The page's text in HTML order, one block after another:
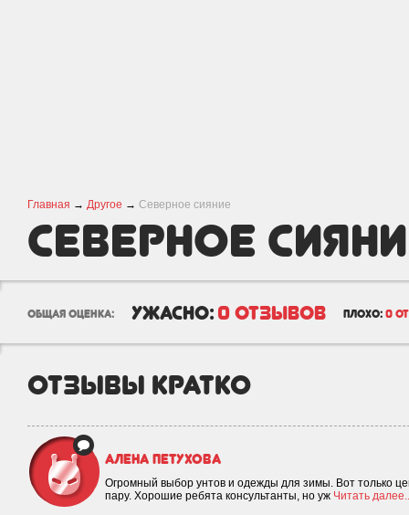
Главная → Другое → Северное сияние
Северное
общая оценка: ужасно: 0 отзывов плохо: 0
отзывы кратко
Алена Петухова
Огромный выбор унтов и одежды для зимы. Вот только
пару. Хорошие ребята консультанты, но уж Читать